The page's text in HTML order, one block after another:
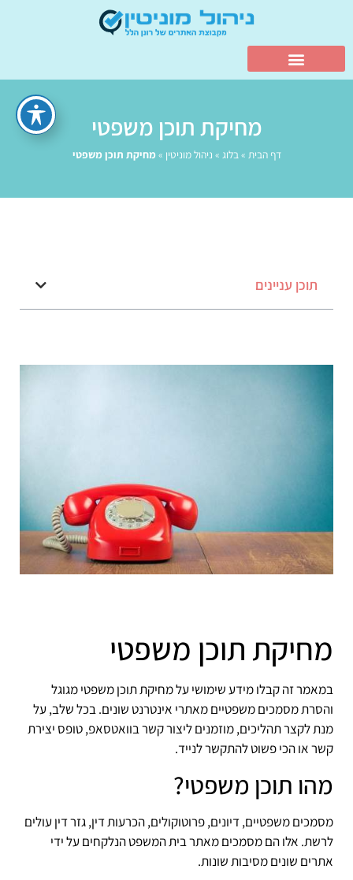
מחיקת תוכן משפטי
דף הבית »בלוג » ניהול מוניטין » מחיקת תוכן משפטי
תוכן עניינים
מחיקת תוכן משפטי
במאמר זה קבלו מידע שימושי על מחיקת תוכן משפטי מגוגל
והסרת מסמכים משפטיים מאתרי אינטרנט שונים. בכל שלב, על
מנת לקצר תהליכים, מוזמנים ליצור קשר בוואטסאפ, טופס יצירת
קשר או הכי פשוט להתקשר לנייד.
מהו תוכן משפטי?
מסמכים משפטיים, דיונים, פרוטוקולים, הכרעות דין, גזר דין עולים
לרשת. אלו הם מסמכים מאתר בית המשפט הנלקחים על ידי
אתרים שונים מסיבות שונות.